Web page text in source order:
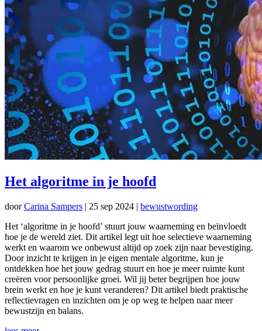
Het algoritme in je hoofd
doorCarina Sampers | 25 sep 2024 | bewustwording
Het ‘algoritme in je hoofd’ stuurt jouw waarneming en beïnvloedt
hoe je de wereld ziet. Dit artikel legt uit hoe selectieve waarneming
werkt en waarom we onbewust altijd op zoek zijn naar bevestiging.
Door inzicht te krijgen in je eigen mentale algoritme, kun je
ontdekken hoe het jouw gedrag stuurt en hoe je meer ruimte kunt
creëren voor persoonlijke groei. Wil jij beter begrijpen hoe jouw
brein werkt en hoe je kunt veranderen? Dit artikel biedt praktische
reflectievragen en inzichten om je op weg te helpen naar meer
bewustzijn en balans.